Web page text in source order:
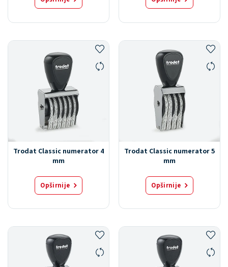
Trodat Classic numerator 4
mm
Opširnije
Trodat Classic numerator 5
mm
Opširnije